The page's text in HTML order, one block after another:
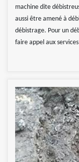
machine dite
aussi être amené à
débistrage. Pour un
faire appel aux